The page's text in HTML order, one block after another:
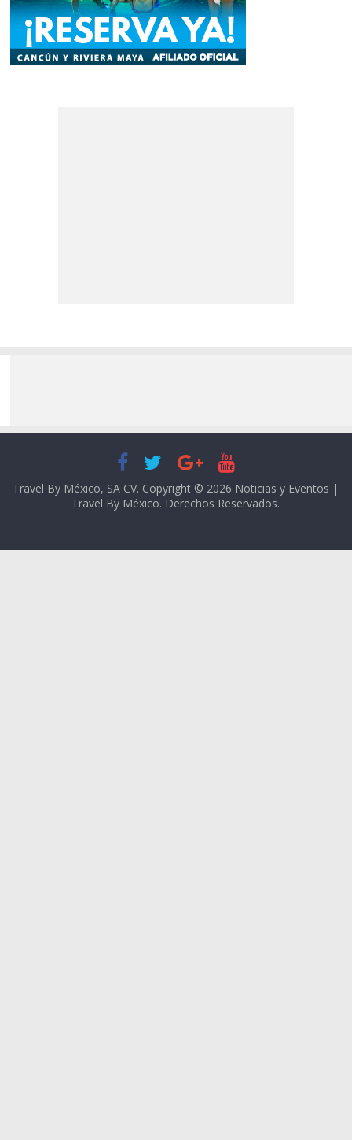
Travel By México, SA CV. Copyright © 2026 Noticias y Eventos |
Travel By México. Derechos Reservados.